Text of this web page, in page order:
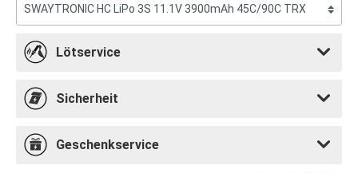
Lötservice
Sicherheit
Geschenkservice